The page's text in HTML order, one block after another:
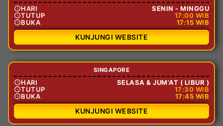
HARI
SENIN - MINGGU
TUTUP
17:00 WIB
BUKA
17:15 WIB
KUNJUNGI WEBSITE
SINGAPORE
HARI
SELASA & JUM'AT ( LIBUR )
TUTUP
17:30 WIB
BUKA
17:45 WIB
KUNJUNGI WEBSITE